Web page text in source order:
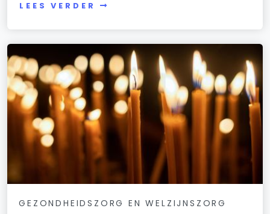
LEES VERDER
GEZONDHEIDSZORG EN WELZIJNSZORG